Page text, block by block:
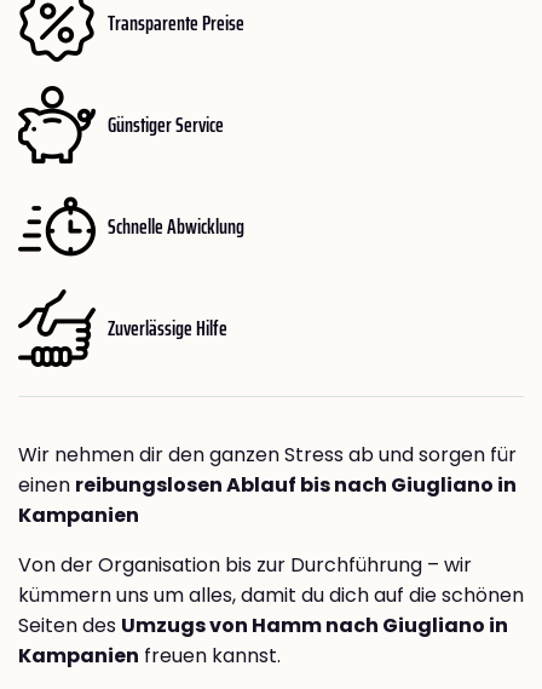
Transparente Preise
Günstiger Service
Schnelle Abwicklung
Zuverlässige Hilfe
Wir nehmen dir den ganzen Stress ab und sorgen für
einen reibungslosen Ablauf bis nach Giugliano in
Kampanien
Von der Organisation bis zur Durchführung – wir
kümmern uns um alles, damit du dich auf die schönen
Seiten des Umzugs von Hamm nach Giugliano in
Kampanien freuen kannst.